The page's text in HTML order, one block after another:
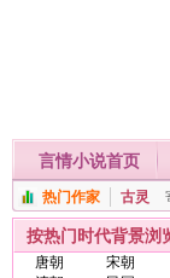
言情小说首页
热门作家 古灵
按热门时代背景浏
唐朝 宋朝